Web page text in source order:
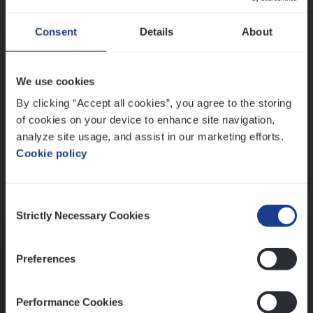
Consent Details About
We use cookies
By clicking “Accept all cookies”, you agree to the storing
of cookies on your device to enhance site navigation,
analyze site usage, and assist in our marketing efforts.
Cookie policy
Selection
Strictly Necessary Cookies
Preferences
Performance Cookies
Ons sollicitatieproces